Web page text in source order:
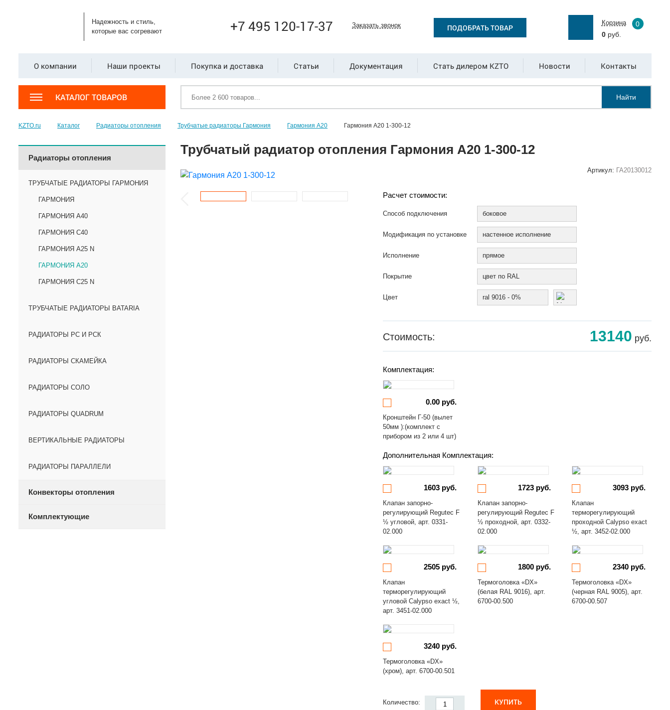
Надежность и стиль,
которые вас согревают
+7 495 120-17-37 Заказать звонок ПОДОБРАТЬ ТОВАР
Корзина
0
0руб.
О компании Наши проекты Покупка и доставка Статьи Документация Стать дилером KZTO Новости Контакты
КАТАЛОГ ТОВАРОВ Найти
KZTO.ru Каталог Радиаторы отопления Трубчатые радиаторы Гармония Гармония А20 Гармония А20 1-300-12
Радиаторы отопления
ТРУБЧАТЫЕ РАДИАТОРЫ ГАРМОНИЯ
ГАРМОНИЯ
ГАРМОНИЯ А40
ГАРМОНИЯ С40
ГАРМОНИЯ А25 N
ГАРМОНИЯ А20
ГАРМОНИЯ С25 N
ТРУБЧАТЫЕ РАДИАТОРЫ BATARIA
РАДИАТОРЫ РС И РСК
РАДИАТОРЫ СКАМЕЙКА
РАДИАТОРЫ СОЛО
РАДИАТОРЫ QUADRUM
ВЕРТИКАЛЬНЫЕ РАДИАТОРЫ
РАДИАТОРЫ ПАРАЛЛЕЛИ
Конвекторы отопления
Комплектующие
Трубчатый радиатор отопления Гармония А20 1-300-12
Артикул: ГА20130012
Расчет стоимости:
Способ подключения боковое
Модификация по установке настенное исполнение
Исполнение прямое
Покрытие цвет по RAL
Цвет ral 9016 - 0%
Стоимость: 13140 руб.
Комплектация:
0.00 руб.
Кронштейн Г-50 (вылет
50мм ):(комплект с
прибором из 2 или 4 шт)
Дополнительная Комплектация:
1603 руб.
Клапан запорно-
регулирующий Regutec F
½ угловой, арт. 0331-
02.000
1723 руб.
Клапан запорно-
регулирующий Regutec F
½ проходной, арт. 0332-
02.000
3093 руб.
Клапан
терморегулирующий
проходной Calypso exact
½, арт. 3452-02.000
2505 руб.
Клапан
терморегулирующий
угловой Calypso exact ½,
арт. 3451-02.000
1800 руб.
Термоголовка «DX»
(белая RAL 9016), арт.
6700-00.500
2340 руб.
Термоголовка «DX»
(черная RAL 9005), арт.
6700-00.507
3240 руб.
Термоголовка «DX»
(хром), арт. 6700-00.501
Количество: КУПИТЬ